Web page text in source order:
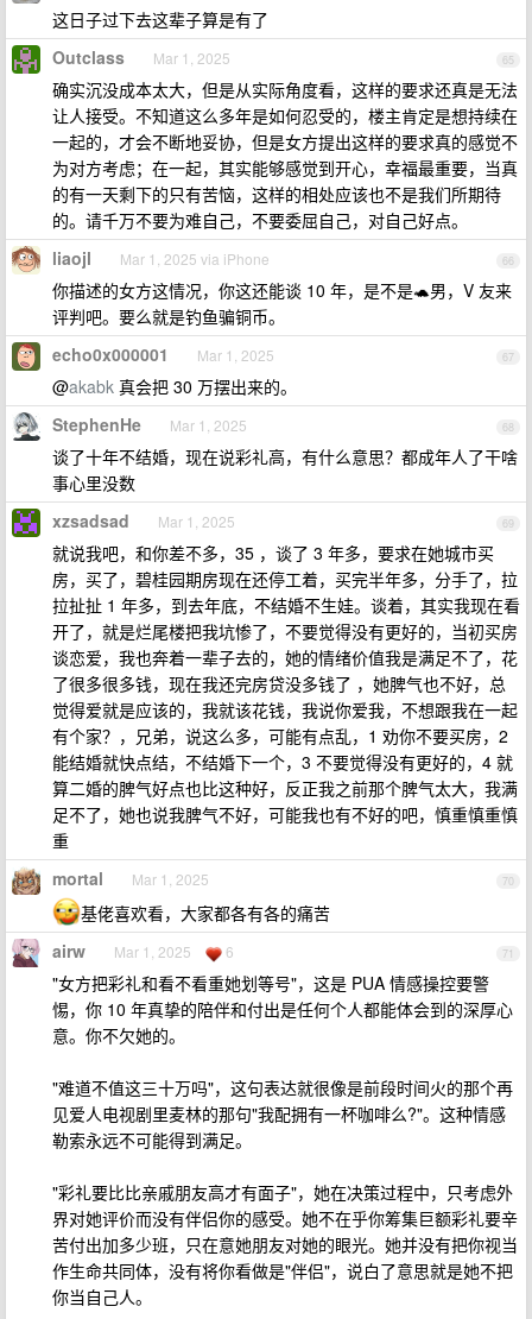
这日子过下去这辈子算是有了
65
Outclass Mar 1, 2025
确实沉没成本太大，但是从实际角度看，这样的要求还真是无法
让人接受。不知道这么多年是如何忍受的，楼主肯定是想持续在
一起的，才会不断地妥协，但是女方提出这样的要求真的感觉不
为对方考虑；在一起，其实能够感觉到开心，幸福最重要，当真
的有一天剩下的只有苦恼，这样的相处应该也不是我们所期待
的。请千万不要为难自己，不要委屈自己，对自己好点。
66
liaojl Mar 1, 2025 via iPhone
你描述的女方这情况，你这还能谈 10 年，是不是🐢男，V 友来
评判吧。要么就是钓鱼骗铜币。
67
echo0x000001 Mar 1, 2025
@akabk 真会把 30 万摆出来的。
68
StephenHe Mar 1, 2025
谈了十年不结婚，现在说彩礼高，有什么意思？都成年人了干啥
事心里没数
69
xzsadsad Mar 1, 2025
就说我吧，和你差不多，35 ，谈了 3 年多，要求在她城市买
房，买了，碧桂园期房现在还停工着，买完半年多，分手了，拉
拉扯扯 1 年多，到去年底，不结婚不生娃。谈着，其实我现在看
开了，就是烂尾楼把我坑惨了，不要觉得没有更好的，当初买房
谈恋爱，我也奔着一辈子去的，她的情绪价值我是满足不了，花
了很多很多钱，现在我还完房贷没多钱了 ，她脾气也不好，总
觉得爱就是应该的，我就该花钱，我说你爱我，不想跟我在一起
有个家？，兄弟，说这么多，可能有点乱，1 劝你不要买房，2
能结婚就快点结，不结婚下一个，3 不要觉得没有更好的，4 就
算二婚的脾气好点也比这种好，反正我之前那个脾气太大，我满
足不了，她也说我脾气不好，可能我也有不好的吧，慎重慎重慎
重
70
mortal Mar 1, 2025
基佬喜欢看，大家都各有各的痛苦
71
airw Mar 1, 2025 6
"女方把彩礼和看不看重她划等号"，这是 PUA 情感操控要警
惕，你 10 年真挚的陪伴和付出是任何个人都能体会到的深厚心
意。你不欠她的。
"难道不值这三十万吗"，这句表达就很像是前段时间火的那个再
见爱人电视剧里麦林的那句"我配拥有一杯咖啡么?"。这种情感
勒索永远不可能得到满足。
"彩礼要比比亲戚朋友高才有面子"，她在决策过程中，只考虑外
界对她评价而没有伴侣你的感受。她不在乎你筹集巨额彩礼要辛
苦付出加多少班，只在意她朋友对她的眼光。她并没有把你视当
作生命共同体，没有将你看做是"伴侣"，说白了意思就是她不把
你当自己人。